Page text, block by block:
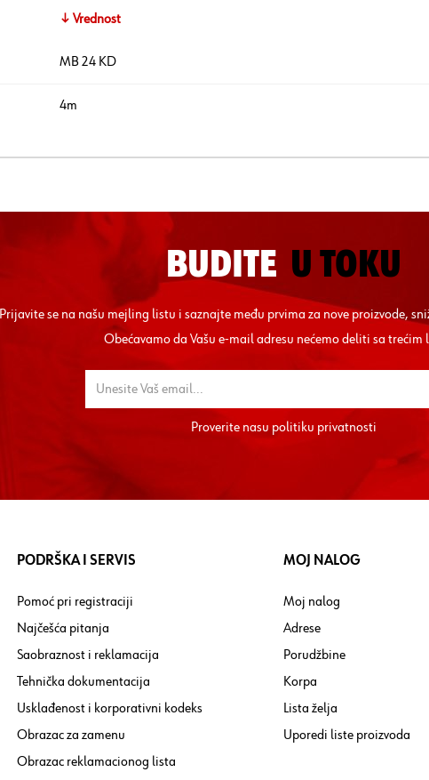
↓ Vrednost
MB 24 KD
4m
BUDITE U TOKU
Prijavite se na našu mejling listu i saznajte među prvima za nove proizvode,
Obećavamo da Vašu e-mail adresu nećemo deliti sa trećim
Proverite nasupolitiku privatnosti
PODRŠKA I SERVIS
Pomoć pri registraciji
Najčešća pitanja
Saobraznost i reklamacija
Tehnička dokumentacija
Usklađenost i korporativni kodeks
Obrazac za zamenu
Obrazac reklamacionog lista
MOJ NALOG
Moj nalog
Adrese
Porudžbine
Korpa
Lista želja
Uporedi liste proizvoda